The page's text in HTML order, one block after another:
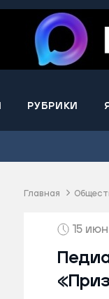
РУБРИКИ
Главная
15